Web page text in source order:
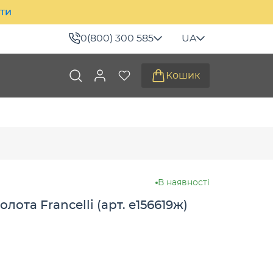
0(800) 300 585 UA
Кошик
В наявності
Francelli (арт. е156619ж)